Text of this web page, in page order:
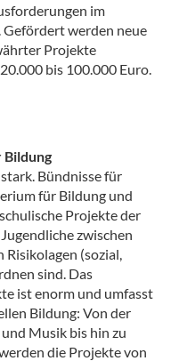
im
werden neue
Projekte
bis 100.000 Euro.
Bildung
Bündnisse für
für Bildung und
Projekte der
zwischen
(sozial,
sind. Das
ist enorm und umfasst
Bildung: Von der
Musik bis hin zu
die Projekte von